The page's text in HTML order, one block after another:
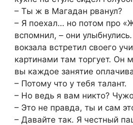
– Ты ж в Магадан рванул?
– Я поехал… но потом про
вспомнил, – они
вокзала встретил своего
картинами там торгует. Он
вы каждое занятие
– Потому что у тебя талант.
– Но ведь я вам никто?
– Это не правда, ты и сам
– Давайте так. Я честный